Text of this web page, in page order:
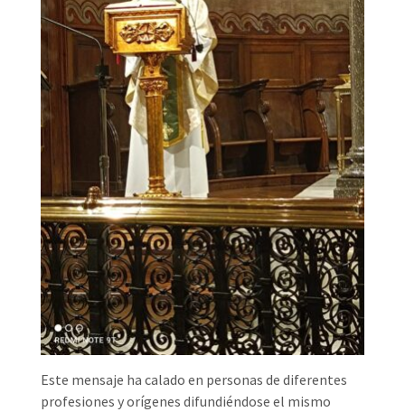
Este mensaje ha calado en personas de diferentes
profesiones y orígenes difundiéndose el mismo